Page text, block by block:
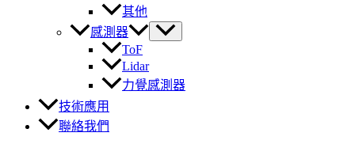
其他
感測器
ToF
Lidar
力覺感測器
技術應用
聯絡我們